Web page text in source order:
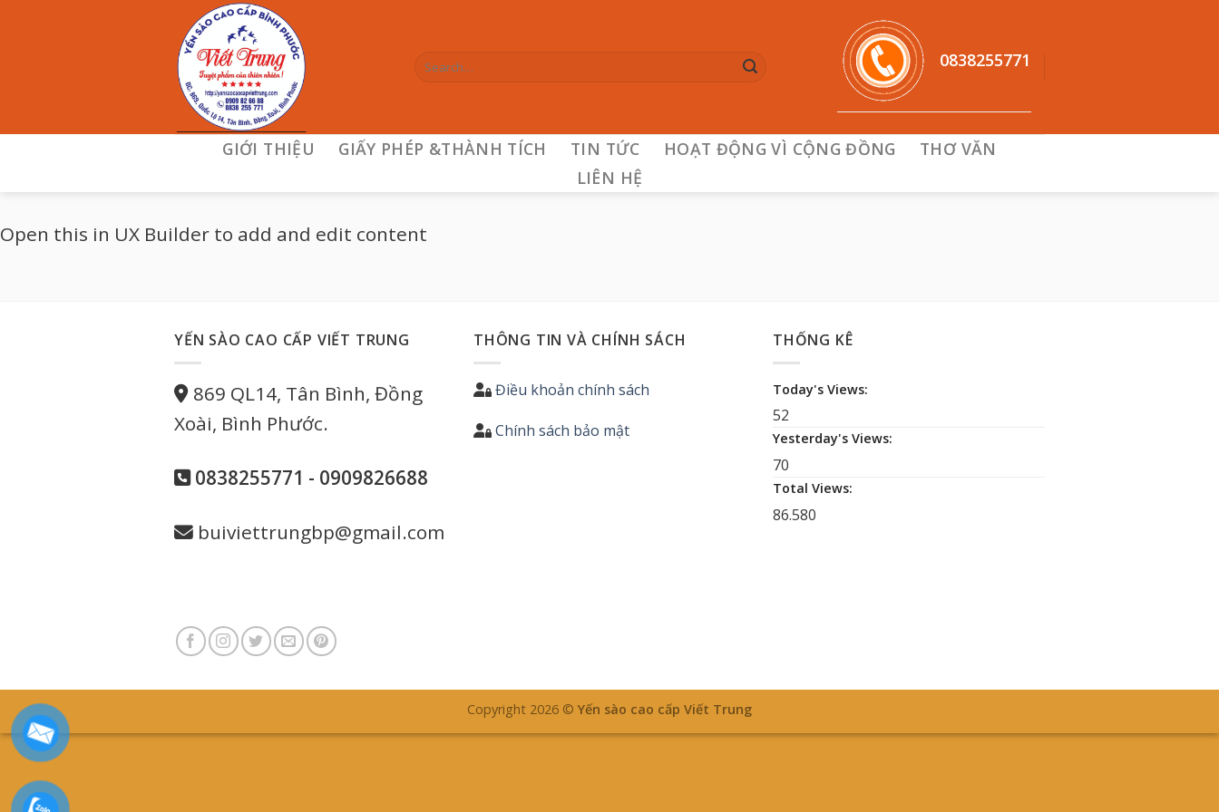
0838255771
GIỚI THIỆU GIẤY PHÉP &THÀNH TÍCH TIN TỨC HOẠT ĐỘNG VÌ CỘNG ĐỒNG
THƠ VĂN
LIÊN HỆ
Open this in UX Builder to add and edit content
YẾN SÀO CAO CẤP VIẾT TRUNG
869 QL14, Tân Bình, Đồng
Xoài, Bình Phước.
0838255771 - 0909826688
buiviettrungbp@gmail.com
THÔNG TIN VÀ CHÍNH SÁCH
Điều khoản chính sách
Chính sách bảo mật
THỐNG KÊ
Today's Views:
52
Yesterday's Views:
70
Total Views:
86.580
Copyright 2026 © Yến sào cao cấp Viết Trung